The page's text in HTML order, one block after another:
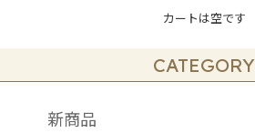
カートは空です
CATEGORY
新商品